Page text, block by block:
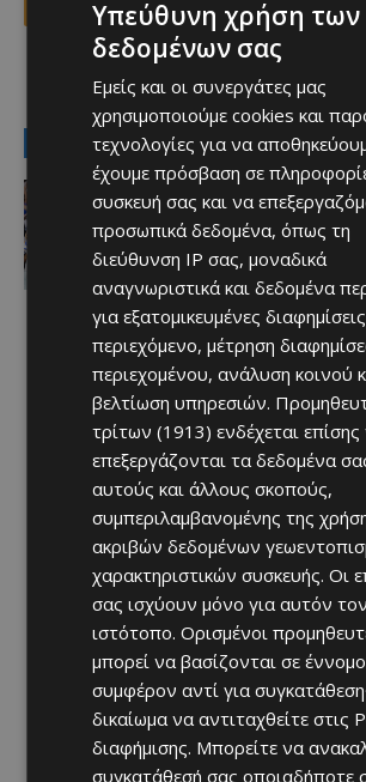
λεμεσός πυροπληκτοι
LATEST NEWS
Απόλλων
Μεγάλη η «δίψα» του
γήπεδο θα φορέσει
του
Afentiko 07/08/2026
Υπεύθυνη χρήση των
δεδομένων σας
Εμείς και οι συνεργάτες μας
χρησιμοποιούμε cookies και
τεχνολογίες για να
έχουμε πρόσβαση σε
συσκευή σας και να
προσωπικά δεδομένα, όπως τη
διεύθυνση IP σας, μοναδικά
αναγνωριστικά και δεδομένα
για εξατομικευμένες
περιεχόμενο, μέτρηση
περιεχομένου, ανάλυση κοινού
βελτίωση υπηρεσιών.
τρίτων (1913) ενδέχεται
επεξεργάζονται τα δεδομένα
αυτούς και άλλους σκοπούς,
συμπεριλαμβανομένης της
ακριβών δεδομένων
χαρακτηριστικών συσκευής. Οι
σας ισχύουν μόνο για αυτόν τον
ιστότοπο. Ορισμένοι
μπορεί να βασίζονται σε έννομο
συμφέρον αντί για
δικαίωμα να αντιταχθείτε στις
διαφήμισης. Μπορείτε να
συγκατάθεσή σας οποιαδήποτε